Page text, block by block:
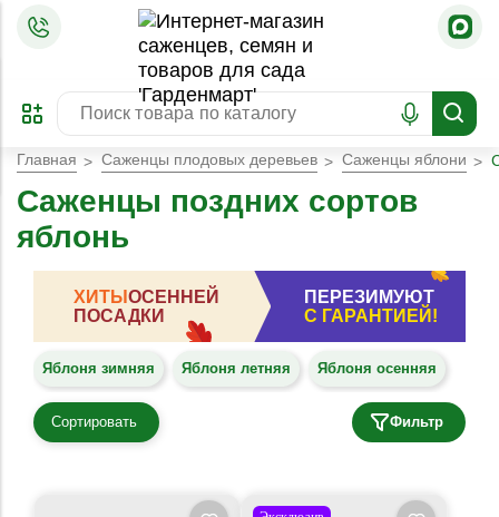
ПРЕДЗАКАЗ
ЗАБРОНИРОВАТЬ
ЛУЧШЕЕ
Главная Саженцы плодовых деревьев Саженцы яблони
Саженцы поздних сортов
яблонь
ХИТЫОСЕННЕЙ
ПОСАДКИ
ПЕРЕЗИМУЮТ
С ГАРАНТИЕЙ!
Яблоня зимняя Яблоня летняя Яблоня осенняя
Сортировать Фильтр